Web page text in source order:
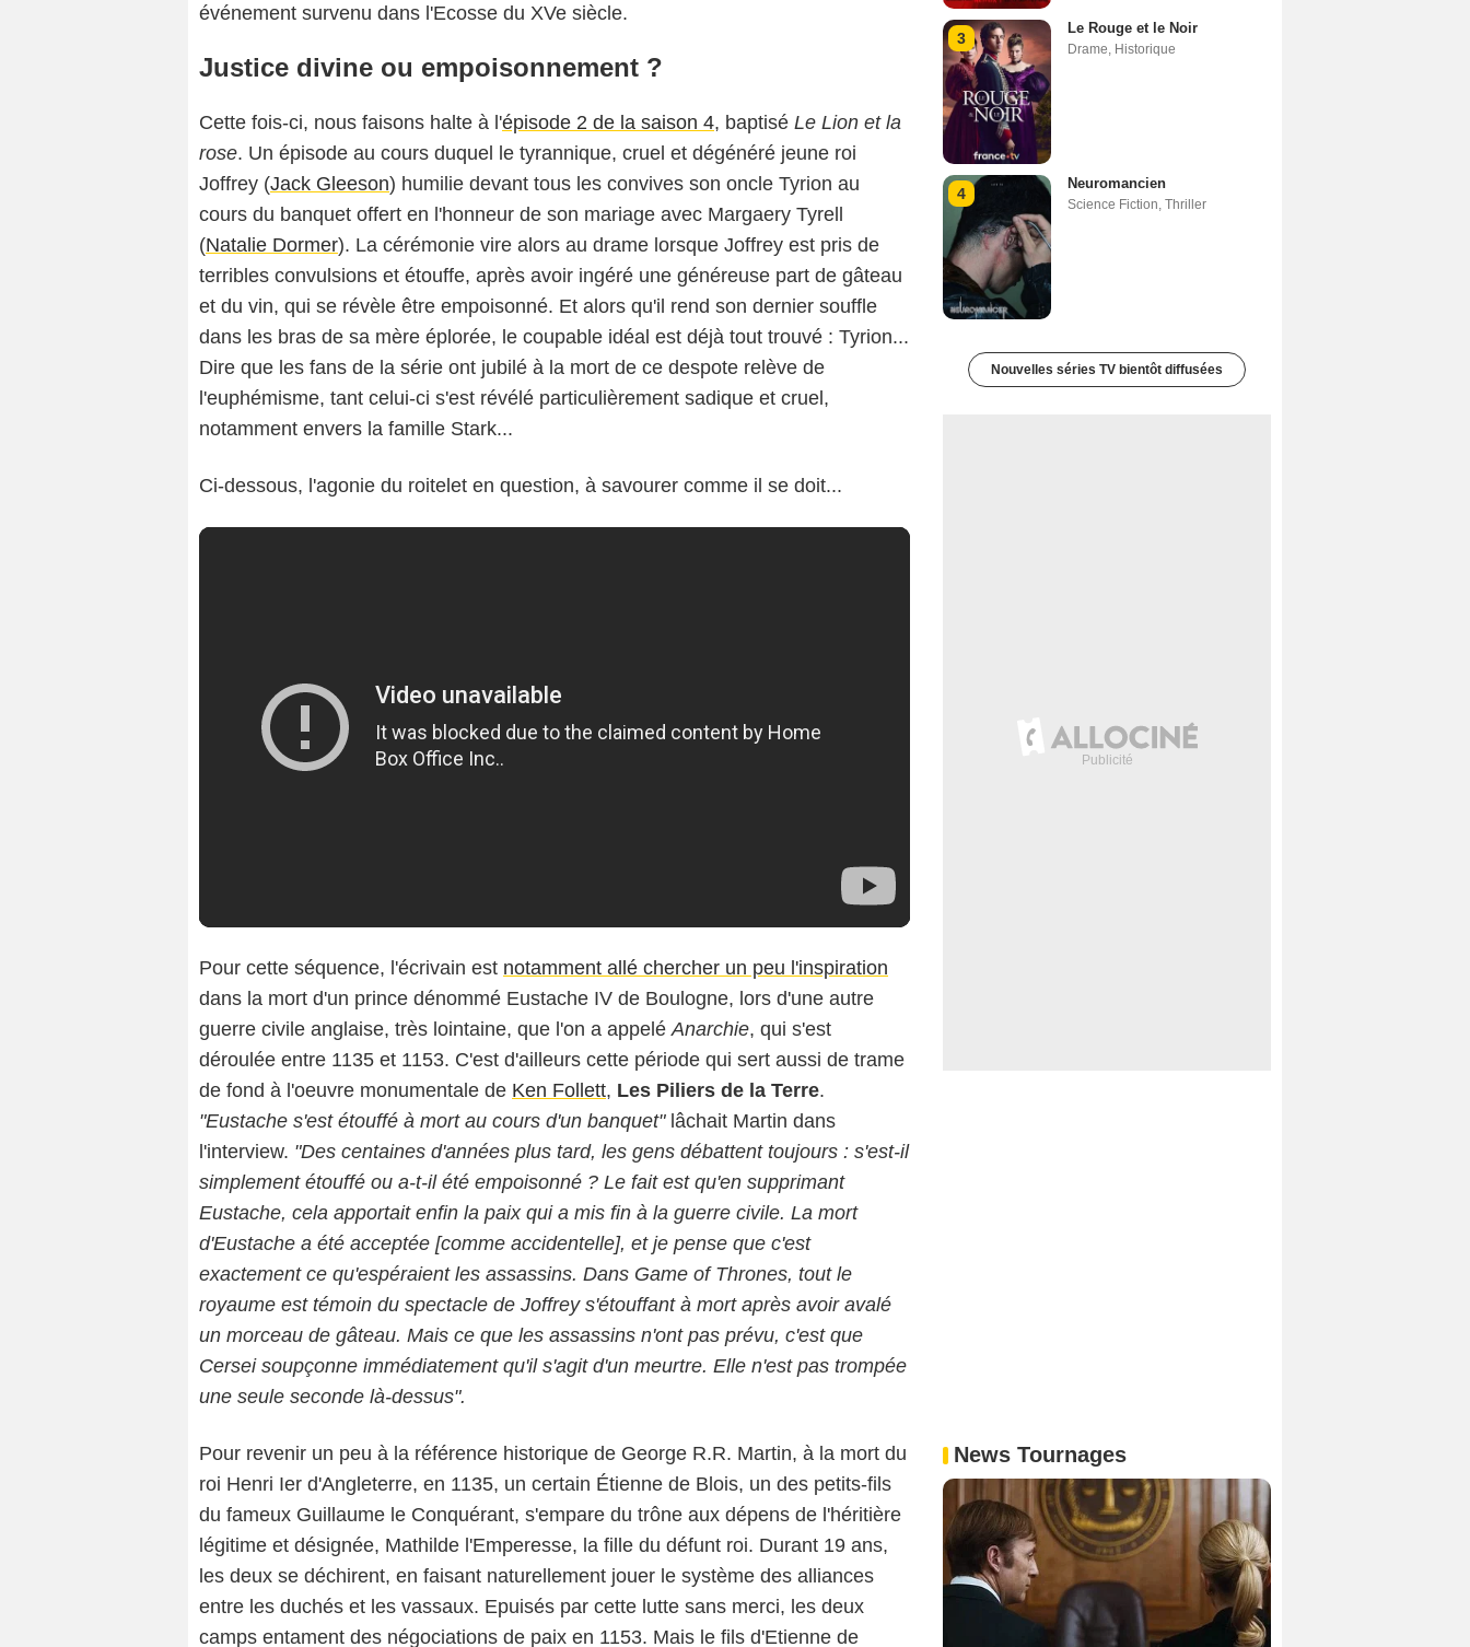
événement survenu dans l'Ecosse du XVe siècle.
Justice divine ou empoisonnement ?
Cette fois-ci, nous faisons halte à l'épisode 2 de la saison 4, baptisé Le Lion et la
rose. Un épisode au cours duquel le tyrannique, cruel et dégénéré jeune roi
Joffrey (Jack Gleeson) humilie devant tous les convives son oncle Tyrion au
cours du banquet offert en l'honneur de son mariage avec Margaery Tyrell
(Natalie Dormer). La cérémonie vire alors au drame lorsque Joffrey est pris de
terribles convulsions et étouffe, après avoir ingéré une généreuse part de gâteau
et du vin, qui se révèle être empoisonné. Et alors qu'il rend son dernier souffle
dans les bras de sa mère éplorée, le coupable idéal est déjà tout trouvé : Tyrion...
Dire que les fans de la série ont jubilé à la mort de ce despote relève de
l'euphémisme, tant celui-ci s'est révélé particulièrement sadique et cruel,
notamment envers la famille Stark...
Ci-dessous, l'agonie du roitelet en question, à savourer comme il se doit...
Pour cette séquence, l'écrivain est notamment allé chercher un peu l'inspiration
dans la mort d'un prince dénommé Eustache IV de Boulogne, lors d'une autre
guerre civile anglaise, très lointaine, que l'on a appeléAnarchie, qui s'est
déroulée entre 1135 et 1153. C'est d'ailleurs cette période qui sert aussi de trame
de fond à l'oeuvre monumentale de Ken Follett, Les Piliers de la Terre.
"Eustache s'est étouffé à mort au cours d'un banquet"lâchait Martin dans
l'interview. "Des centaines d'années plus tard, les gens débattent toujours : s'est-il
simplement étouffé ou a-t-il été empoisonné ? Le fait est qu'en supprimant
Eustache, cela apportait enfin la paix qui a mis fin à la guerre civile. La mort
d'Eustache a été acceptée [comme accidentelle], et je pense que c'est
exactement ce qu'espéraient les assassins. Dans Game of Thrones, tout le
royaume est témoin du spectacle de Joffrey s'étouffant à mort après avoir avalé
un morceau de gâteau. Mais ce que les assassins n'ont pas prévu, c'est que
Cersei soupçonne immédiatement qu'il s'agit d'un meurtre. Elle n'est pas trompée
une seule seconde là-dessus".
Pour revenir un peu à la référence historique de George R.R. Martin, à la mort du
roi Henri Ier d'Angleterre, en 1135, un certain Étienne de Blois, un des petits-fils
du fameux Guillaume le Conquérant, s'empare du trône aux dépens de l'héritière
légitime et désignée, Mathilde l'Emperesse, la fille du défunt roi. Durant 19 ans,
les deux se déchirent, en faisant naturellement jouer le système des alliances
entre les duchés et les vassaux. Epuisés par cette lutte sans merci, les deux
camps entament des négociations de paix en 1153. Mais le fils d'Etienne de
3
Le Rouge et le Noir
Drame Historique
4
Neuromancien
Science Fiction Thriller
Nouvelles séries TV bientôt diffusées
News Tournages